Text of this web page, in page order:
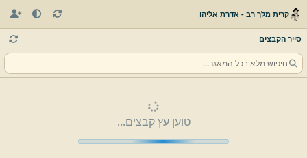
קרית מלך רב - אדרת אליהו
סייר הקבצים
טוען עץ קבצים...